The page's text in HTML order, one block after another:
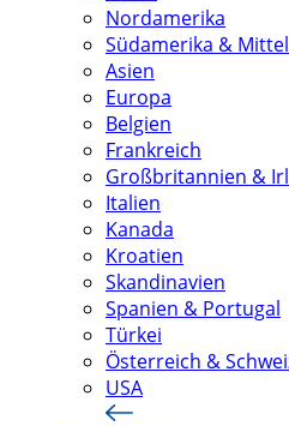
Nordamerika
Südamerika &
Asien
Europa
Belgien
Frankreich
Großbritannien &
Italien
Kanada
Kroatien
Skandinavien
Spanien & Portugal
Türkei
Österreich &
USA